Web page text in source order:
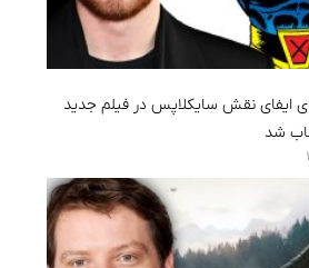
ایفای نقش سایکلاپس در فیلم جدید